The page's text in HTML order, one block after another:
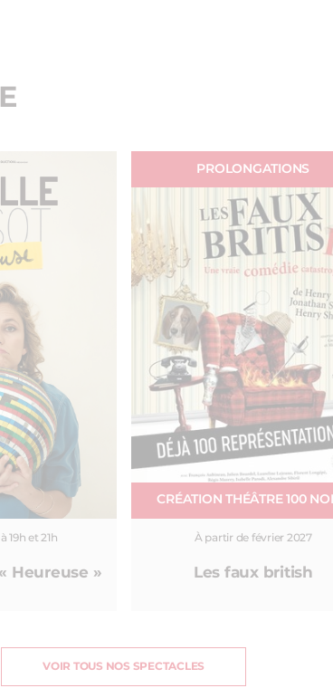
19h et 21h
Heureuse »
PROLONGATIONS
CRÉATION THÉÂTRE 100
À partir de février 2027
Les faux british
VOIR TOUS NOS SPECTACLES